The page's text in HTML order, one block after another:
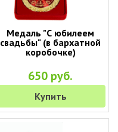
Медаль "С юбилеем
свадьбы" (в бархатной
коробочке)
650 руб.
Купить